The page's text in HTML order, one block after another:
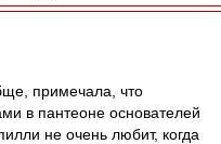
примечала, что
в пантеоне основателей
не очень любит, когда